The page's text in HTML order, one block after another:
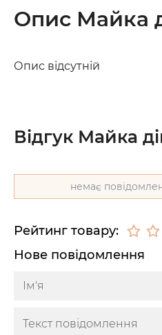
Опис Майка
Опис відсутній
Відгук Майка
немає
Рейтинг товару:
Нове повідомлення